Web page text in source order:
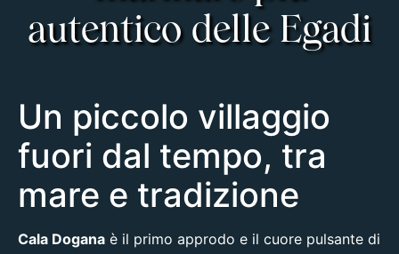
autentico delle Egadi
Un piccolo villaggio
fuori dal tempo, tra
mare e tradizione
Cala Dogana è il primo approdo e il cuore pulsante di